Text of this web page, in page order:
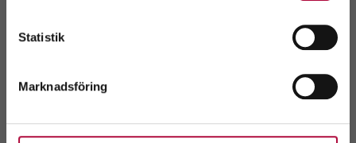
Statistik
Marknadsföring
fi.
Kan du inte komma till GeBlod finns det möjlighet att ge blod
på blodbussen som besöker cirka 40 hållplatser runt om i
Tänk på!